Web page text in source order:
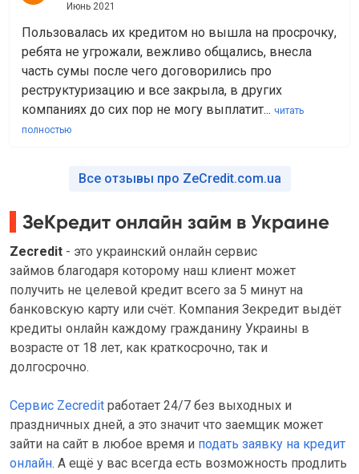
Июнь 2021
Пользовалась их кредитом но вышла на просрочку,
ребята не угрожали, вежливо общались, внесла
часть сумы после чего договорились про
реструктуризацию и все закрыла, в других
компаниях до сих пор не могу выплатит... читать
полностью
Все отзывы про ZeCredit.com.ua
ЗеКредит онлайн займ в Украине
Zecredit - это украинский онлайн сервис
займов благодаря которому наш клиент может
получить не целевой кредит всего за 5 минут на
банковскую карту или счёт. Компания Зекредит выдёт
кредиты онлайн каждому гражданину Украины в
возрасте от 18 лет, как краткосрочно, так и
долгосрочно.
Сервис Zecredit работает 24/7 без выходных и
праздничных дней, а это значит что заемщик может
зайти на сайт в любое время и подать заявку на кредит
онлайн. А ещё у вас всегда есть возможность продлить